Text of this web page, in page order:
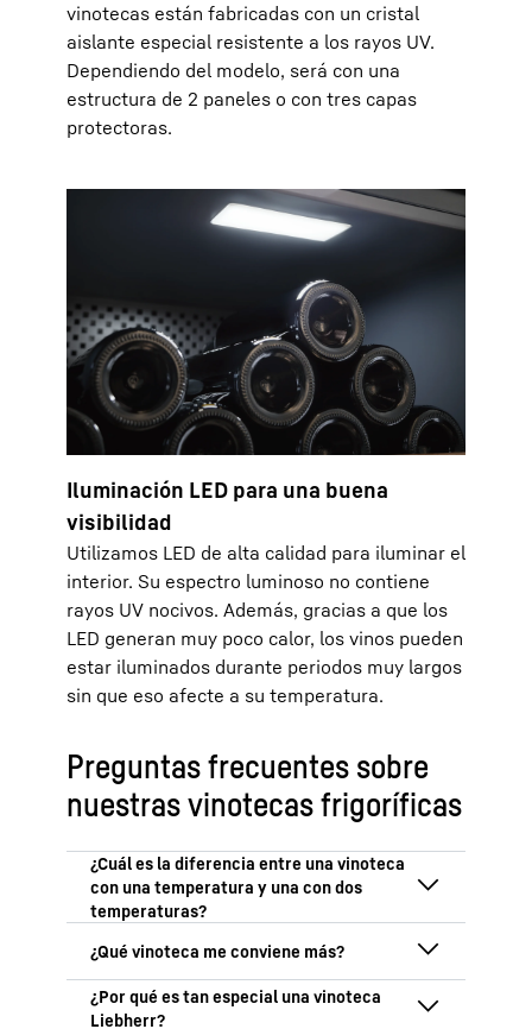
vinotecas están fabricadas con un cristal
aislante especial resistente a los rayos UV.
Dependiendo del modelo, será con una
estructura de 2 paneles o con tres capas
protectoras.
Iluminación LED para una buena
visibilidad
Utilizamos LED de alta calidad para iluminar el
interior. Su espectro luminoso no contiene
rayos UV nocivos. Además, gracias a que los
LED generan muy poco calor, los vinos pueden
estar iluminados durante periodos muy largos
sin que eso afecte a su temperatura.
Preguntas frecuentes sobre
nuestras vinotecas frigoríficas
Las condiciones ideales para almacenar y
constante se encuentran en una vinoteca
con una temperatura. Por el contrario,
Si busca una vinoteca que sea como una